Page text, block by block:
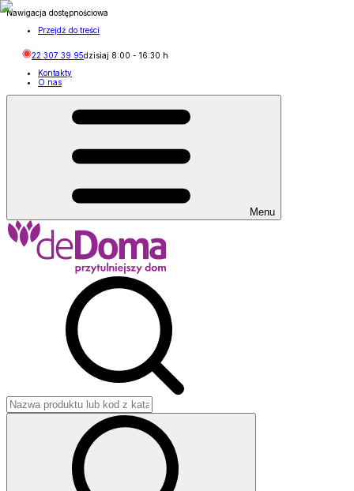
Nawigacja dostępnościowa
Przejdź do treści
22 307 39 95dzisiaj 8:00 - 16:30 h
Kontakty
O nas
Menu